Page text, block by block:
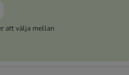
att välja mellan